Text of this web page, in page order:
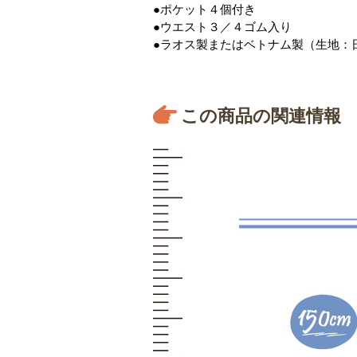
●ポケット４個付き
●ウエスト３／４ゴム入り
●ラオス製またはベトナム製（生地：
この商品の関連情報